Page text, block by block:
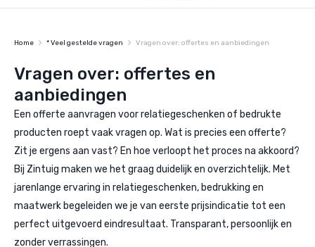
Anythings KERN assortiment
Anythings OVERIG assortiment
Pagina's
Nieuws
Home * Veel gestelde vragen Vragen over: offertes en aanbiedingen
Vragen over: offertes en
aanbiedingen
Een offerte aanvragen voor relatiegeschenken of bedrukte
producten roept vaak vragen op. Wat is precies een offerte?
Zit je ergens aan vast? En hoe verloopt het proces na akkoord?
Bij Zintuig maken we het graag duidelijk en overzichtelijk. Met
jarenlange ervaring in relatiegeschenken, bedrukking en
maatwerk begeleiden we je van eerste prijsindicatie tot een
perfect uitgevoerd eindresultaat. Transparant, persoonlijk en
zonder verrassingen.